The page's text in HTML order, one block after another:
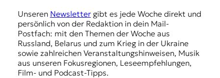
Unseren Newslettergibt es jede Woche direkt und
persönlich von der Redaktion in dein Mail-
Postfach: mit den Themen der Woche aus
Russland, Belarus und zum Krieg in der Ukraine
sowie zahlreichen Veranstaltungshinweisen, Musik
aus unseren Fokusregionen, Leseempfehlungen,
Film- und Podcast-Tipps.